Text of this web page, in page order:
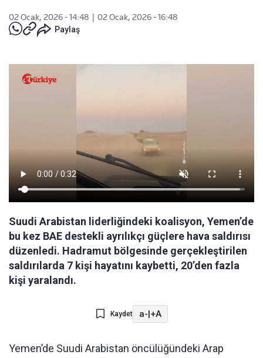
02 Ocak, 2026 - 14:48
02 Ocak, 2026 - 16:48
Paylaş
Suudi Arabistan liderliğindeki koalisyon, Yemen’de
bu kez BAE destekli ayrılıkçı güçlere hava saldırısı
düzenledi. Hadramut bölgesinde gerçekleştirilen
saldırılarda 7 kişi hayatını kaybetti, 20’den fazla
kişi yaralandı.
Kaydet a-|+A
Yemen’de Suudi Arabistan öncülüğündeki Arap